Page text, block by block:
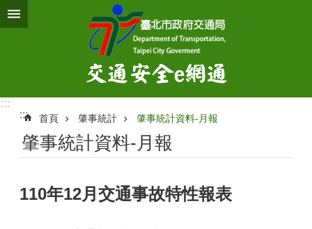
跳到主要內容區塊
:::
:::
首頁 肇事統計 肇事統計資料-月報
肇事統計資料-月報
110年12月交通事故特性報表